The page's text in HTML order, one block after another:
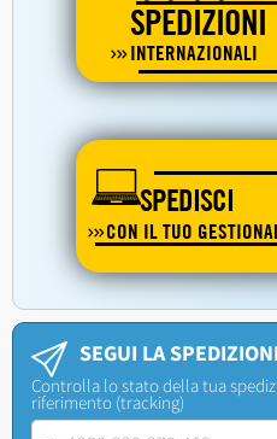
SPEDIZIONI
INTERNAZIONALI
SPEDISCI
CON IL TUO
SEGUI LA
Controlla lo stato della tua
riferimento (tracking)